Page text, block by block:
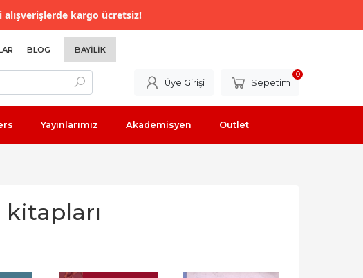
alışverişlerde kargo ücretsiz!
BLOG BAYILIK
Üye Girişi Sepetim
0
Yayınlarımız Akademisyen Outlet
kitapları